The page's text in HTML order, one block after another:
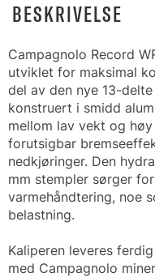
BESKRIVELSE
Campagnolo Record
utviklet for maksimal
del av den nye 13-
konstruert i smidd
mellom lav vekt og
forutsigbar
nedkjøringer. Den
mm stempler sørger
varmehåndtering, noe
belastning.
Kaliperen leveres
med Campagnolo